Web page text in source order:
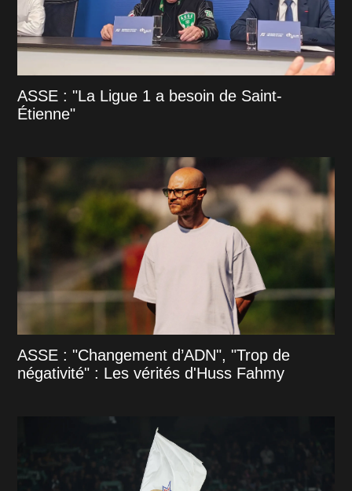
ASSE : "La Ligue 1 a besoin de Saint-
Étienne"
ASSE : "Changement d’ADN", "Trop de
négativité" : Les vérités d'Huss Fahmy